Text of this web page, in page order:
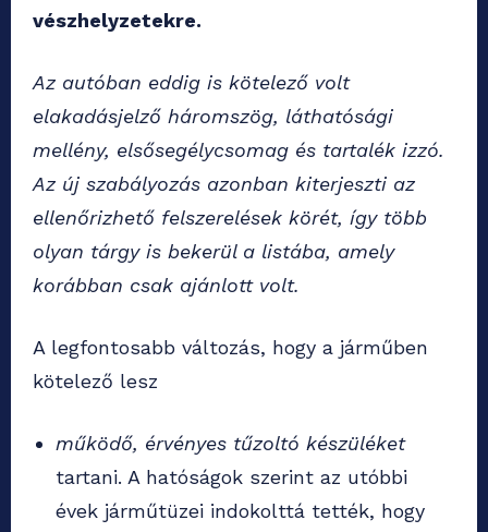
vészhelyzetekre.
Az autóban eddig is kötelező volt
elakadásjelző háromszög, láthatósági
mellény, elsősegélycsomag és tartalék izzó.
Az új szabályozás azonban kiterjeszti az
ellenőrizhető felszerelések körét, így több
olyan tárgy is bekerül a listába, amely
korábban csak ajánlott volt.
A legfontosabb változás, hogy a járműben
kötelező lesz
működő, érvényes tűzoltó készüléket
tartani. A hatóságok szerint az utóbbi
évek járműtüzei indokolttá tették, hogy